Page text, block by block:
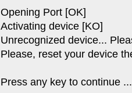
Opening Port [OK]
Activating device [KO]
Unrecognized device...
Please, reset your device
Press any key to continue ...